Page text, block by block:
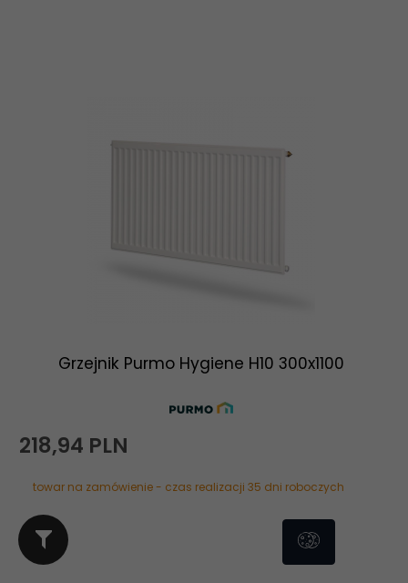
Grzejnik Purmo Hygiene H10 300x1100
218,94 PLN
towar na zamówienie - czas realizacji 35 dni roboczych